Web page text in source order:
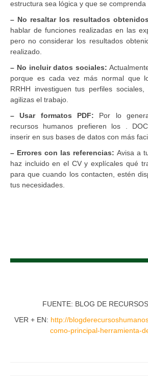
estructura sea lógica y que se comprenda
– No resaltar los resultados
hablar de funciones realizadas en las
pero no considerar los resultados
realizado.
– No incluir datos sociales:
porque es cada vez más normal que
RRHH investiguen tus perfiles
agilizas el trabajo.
– Usar formatos PDF: Por lo
recursos humanos prefieren los .
inserir en sus bases de datos con más
– Errores con las referencias: Avisa a
haz incluido en el CV y explícales qué
para que cuando los contacten, estén
tus necesidades.
FUENTE: BLOG DE
VER + EN: http://
como-principal-herramienta-